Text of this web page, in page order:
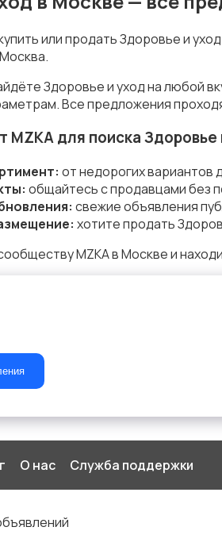
или продать Здоровье и
Здоровье и уход на любой
Все предложения
для поиска Здоровье
от недорогих
общайтесь с продавцами без
свежие объявления
хотите продать
MZKA в Москве и
О нас Служба поддержки